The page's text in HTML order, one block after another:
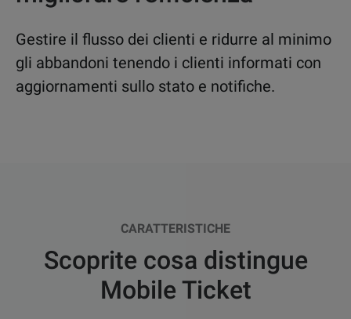
Gestire il flusso dei clienti e ridurre al minimo
gli abbandoni tenendo i clienti informati con
aggiornamenti sullo stato e notifiche.
CARATTERISTICHE
Scoprite cosa distingue
Mobile Ticket